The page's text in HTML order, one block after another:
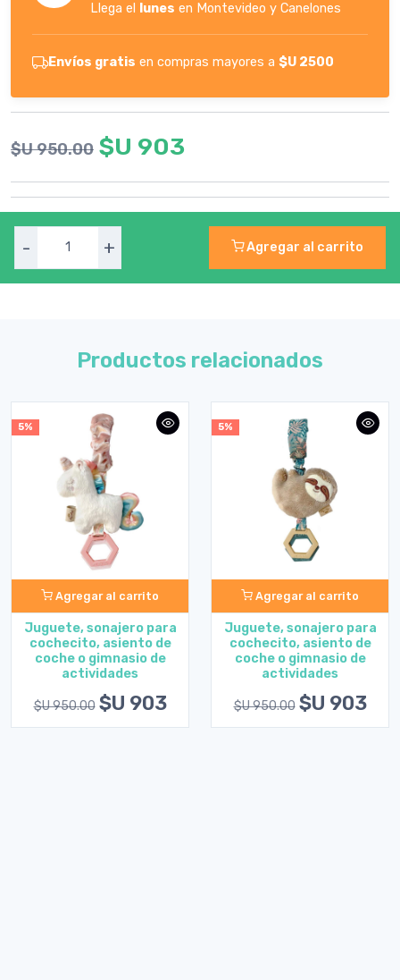
Llega el lunes en Montevideo y Canelones
Envíos gratis en compras mayores a $U 2500
$U 950.00 $U 903
- + Agregar al carrito
Productos relacionados
5%
Agregar al carrito
Juguete, sonajero para
cochecito, asiento de
coche o gimnasio de
actividades
$U 950.00 $U 903
5%
Agregar al carrito
Juguete, sonajero para
cochecito, asiento de
coche o gimnasio de
actividades
$U 950.00 $U 903